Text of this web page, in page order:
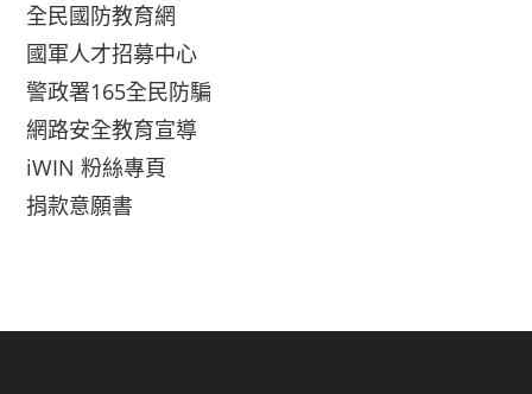
全民國防教育網
國軍人才招募中心
警政署165全民防騙
網路安全教育宣導
iWIN 粉絲專頁
捐款意願書